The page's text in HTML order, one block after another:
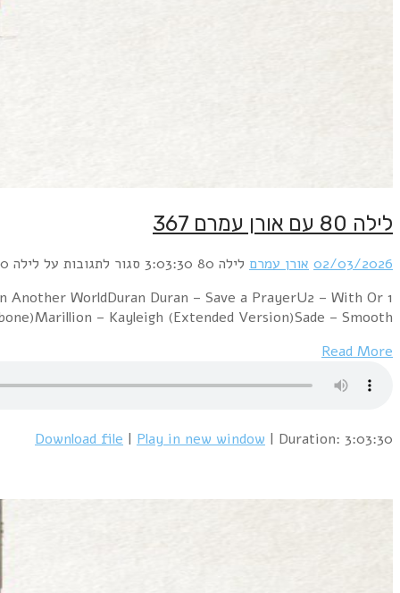
1 Foreigner – That Was Yesterday (Extended
Without YouPh D – I Won't Let